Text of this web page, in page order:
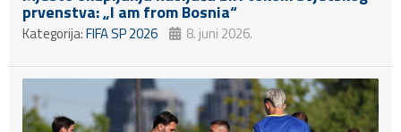
prvenstva: „I am from Bosnia“
Kategorija:FIFA SP 2026 8. juni 2026.